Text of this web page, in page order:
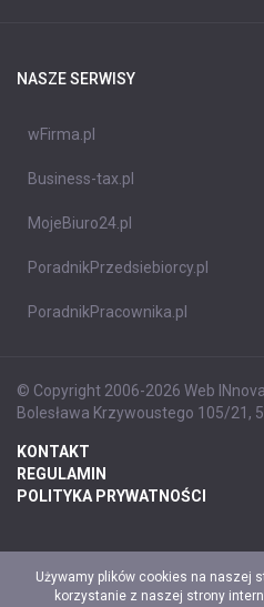
NASZE SERWISY
wFirma.pl
Business-tax.pl
MojeBiuro24.pl
PoradnikPrzedsiebiorcy.pl
PoradnikPracownika.pl
© Copyright 2006-2026 Web
Bolesława Krzywoustego 105/21,
KONTAKT
REGULAMIN
POLITYKA PRYWATNOŚCI
Używamy plików cookies na naszej
korzystanie z naszej strony